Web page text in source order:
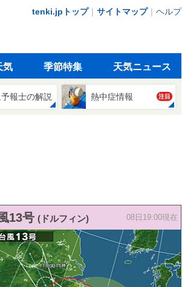
tenki.jpトップ｜ サイトマップ｜ ヘルプ
気 季節特集 天気ニュース
報士の解説 熱中症情報 注目
13号 (ドルフィン) 08日19:00現在